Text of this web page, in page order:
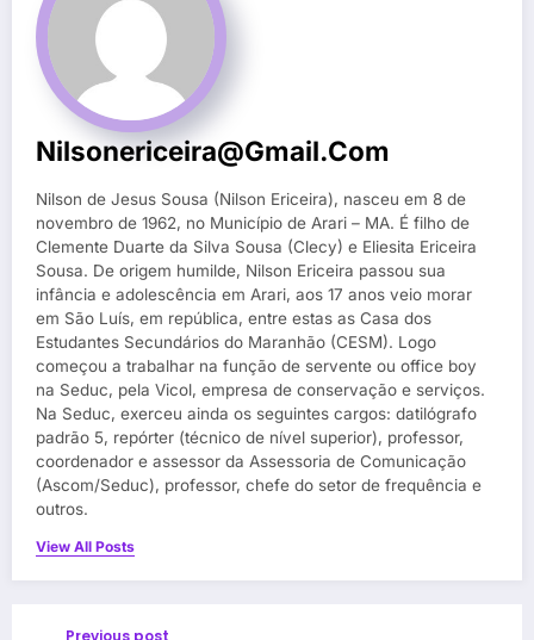
Nilsonericeira@gmail.com
Nilson de Jesus Sousa (Nilson Ericeira), nasceu em 8 de
novembro de 1962, no Município de Arari – MA. É filho de
Clemente Duarte da Silva Sousa (Clecy) e Eliesita Ericeira
Sousa. De origem humilde, Nilson Ericeira passou sua
infância e adolescência em Arari, aos 17 anos veio morar
em São Luís, em república, entre estas as Casa dos
Estudantes Secundários do Maranhão (CESM). Logo
começou a trabalhar na função de servente ou office boy
na Seduc, pela Vicol, empresa de conservação e serviços.
Na Seduc, exerceu ainda os seguintes cargos: datilógrafo
padrão 5, repórter (técnico de nível superior), professor,
coordenador e assessor da Assessoria de Comunicação
(Ascom/Seduc), professor, chefe do setor de frequência e
outros.
View All Posts